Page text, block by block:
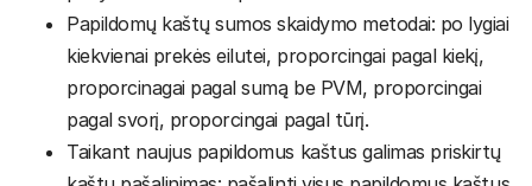
Papildomų kaštų sumos skaidymo metodai: po lygiai
kiekvienai prekės eilutei, proporcingai pagal kiekį,
proporcinagai pagal sumą be PVM, proporcingai
pagal svorį, proporcingai pagal tūrį.
Taikant naujus papildomus kaštus galimas priskirtų